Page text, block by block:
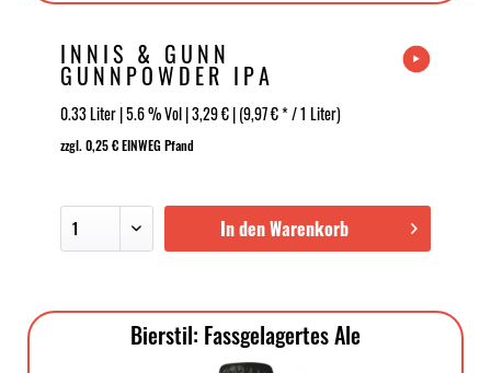
INNIS & GUNN
GUNNPOWDER IPA
0.33 Liter | 5.6 % Vol | 3,29 € | (9,97 € * / 1 Liter)
zzgl. 0,25 € EINWEG Pfand
In den Warenkorb
Bierstil: Fassgelagertes Ale